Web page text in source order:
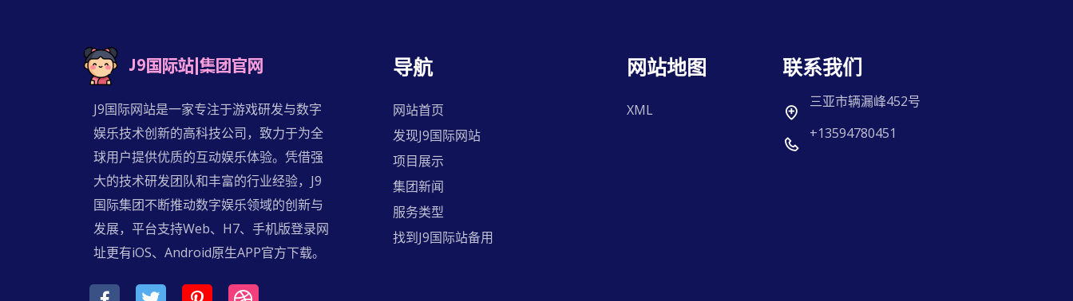
J9国际网站是一家专注于游戏研发与数字
娱乐技术创新的高科技公司，致力于为全
球用户提供优质的互动娱乐体验。凭借强
大的技术研发团队和丰富的行业经验，J9
国际集团不断推动数字娱乐领域的创新与
发展，平台支持Web、H7、手机版登录网
址更有iOS、Android原生APP官方下载。
导航
网站首页
发现J9国际网站
项目展示
集团新闻
服务类型
找到J9国际站备用
网站地图
XML
联系我们
三亚市辆漏峰452号
+13594780451